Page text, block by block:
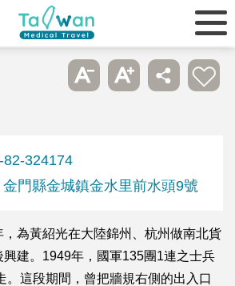
82-324174
門縣金城鎮金水里前水頭9號
為黃紹光在大陸錦州、杭州做南北貨
興建。1949年，國軍135團1連之士兵
。這段期間，曾把牆規右側的出入口